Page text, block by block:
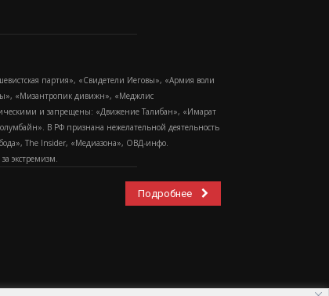
партия», «Свидетели Иеговы», «Армия воли
«Мизантропик дивижн», «Меджлис
и запрещены: «Движение Талибан», «Имарат
В РФ признана нежелательной деятельность
The Insider, «Медиазона», ОВД-инфо.
экстремизм.
Подробнее